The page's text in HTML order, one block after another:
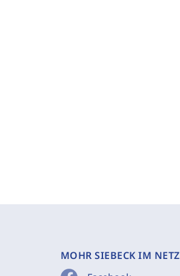
MOHR SIEBECK IM NETZ